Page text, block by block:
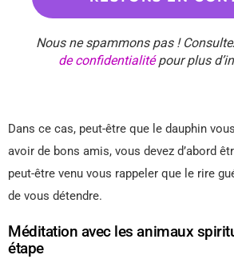
Nous ne spammons pas !
de confidentialitépour plus
Dans ce cas, peut-être que le dauphin
avoir de bons amis, vous devez d’abord
peut-être venu vous rappeler que le rire
de vous détendre.
Méditation avec les animaux
étape